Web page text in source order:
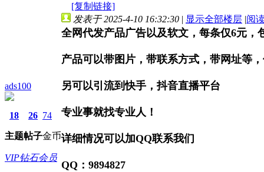
[复制链接]
ads100
18
主题
26
帖子
74
金币
VIP钻石会员
发表于 2025-4-10 16:32:30 | 显示全部楼层 |阅
全网代发产品广告以及软文，每条仅6元
产品可以带图片，带联系方式，带网址等
另可以引流到快手，抖音直播平台
专业事就找专业人！
详细情况可以加QQ联系我们
QQ：9894827